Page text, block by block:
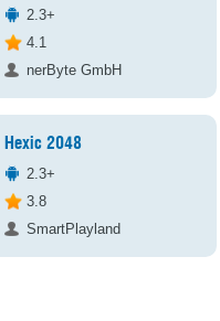
2.3+
4.1
nerByte GmbH
Hexic 2048
2.3+
3.8
SmartPlayland